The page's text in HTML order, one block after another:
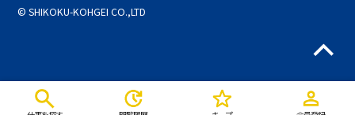
© SHIKOKU-KOHGEI CO.,LTD